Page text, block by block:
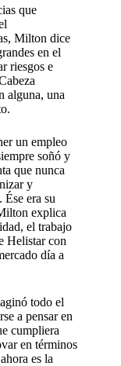
que
Milton dice
en el
riesgos e
alguna, una
un empleo
soñó y
que nunca
y
Ése era su
explica
el trabajo
Helistar con
día a
todo el
a pensar en
cumpliera
en términos
es la